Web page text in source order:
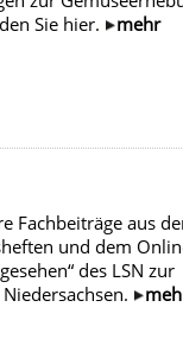
Sie hier.
mehr
Fachbeiträge aus
und dem
des LSN zur